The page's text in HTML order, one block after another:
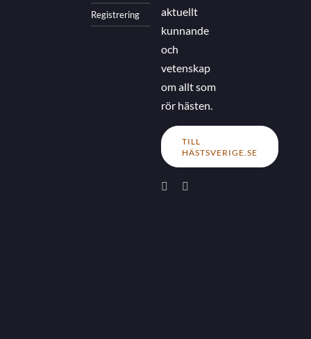
Registrering
aktuellt
kunnande
och
vetenskap
om allt som
rör hästen.
TILL
HÄSTSVERIGE.SE